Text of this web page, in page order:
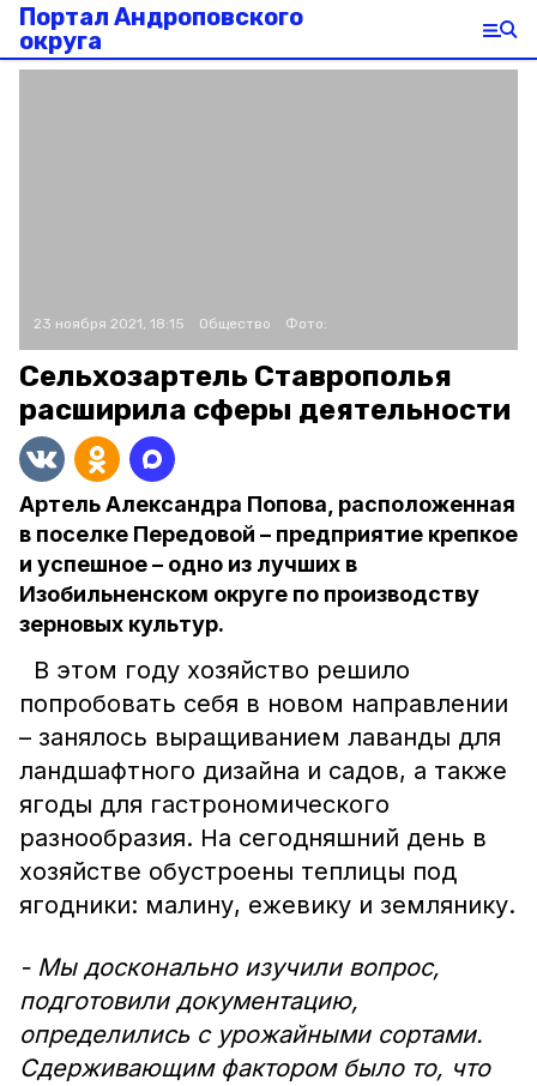
Портал Андроповского
округа
23 ноября 2021, 18:15 Общество Фото:
Сельхозартель Ставрополья
расширила сферы деятельности
Артель Александра Попова, расположенная
в поселке Передовой – предприятие крепкое
и успешное – одно из лучших в
Изобильненском округе по производству
зерновых культур.
В этом году хозяйство решило
попробовать себя в новом направлении
– занялось выращиванием лаванды для
ландшафтного дизайна и садов, а также
ягоды для гастрономического
разнообразия. На сегодняшний день в
хозяйстве обустроены теплицы под
ягодники: малину, ежевику и землянику.
- Мы досконально изучили вопрос,
подготовили документацию,
определились с урожайными сортами.
Сдерживающим фактором было то, что